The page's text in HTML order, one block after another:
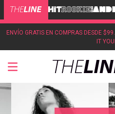
ENVÍO GRATIS EN COMPRAS DESDE
IT